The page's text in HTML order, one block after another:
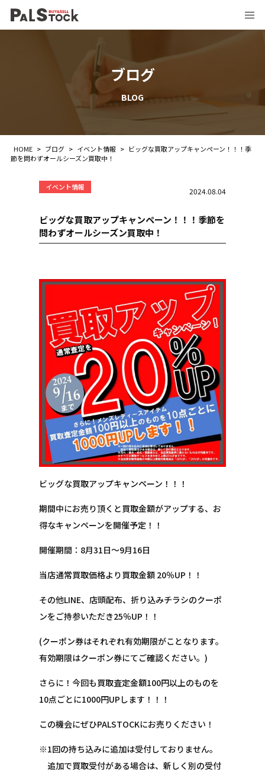
ブログ
BLOG
HOME > ブログ > イベント情報 > ビッグな買取アップキャンペーン！！！季
節を問わずオールシーズン買取中！
イベント情報 2024.08.04
ビッグな買取アップキャンペーン！！！季節を
問わずオールシーズン買取中！
ビッグな買取アップキャンペーン！！！
期間中にお売り頂くと買取金額がアップする、お
得なキャンペーンを開催予定！！
開催期間：8月31日～9月16日
当店通常買取価格より買取金額 20％UP！！
その他LINE、店頭配布、折り込みチラシのクーポ
ンをご持参いただき25％UP！！
(クーポン券はそれぞれ有効期限がことなります。
有効期限はクーポン券にてご確認ください。)
さらに！今回も買取査定金額100円以上のものを
10点ごとに1000円UPします！！！
この機会にぜひPALSTOCKにお売りください！
※1回の持ち込みに追加は受付しておりません。
追加で買取受付がある場合は、新しく別の受付